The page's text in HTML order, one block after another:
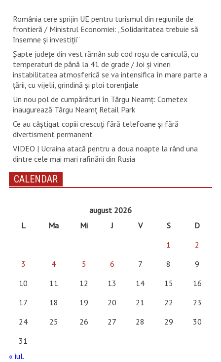
România cere sprijin UE pentru turismul din regiunile de
frontieră / Ministrul Economiei: „Solidaritatea trebuie să
însemne și investiții”
Șapte județe din vest rămân sub cod roșu de caniculă, cu
temperaturi de până la 41 de grade / Joi și vineri
instabilitatea atmosferică se va intensifica în mare parte a
țării, cu vijelii, grindină și ploi torențiale
Un nou pol de cumpărături în Târgu Neamț: Cometex
inaugurează Târgu Neamț Retail Park
Ce au câștigat copiii crescuți fără telefoane și fără
divertisment permanent
VIDEO | Ucraina atacă pentru a doua noapte la rând una
dintre cele mai mari rafinării din Rusia
CALENDAR
august 2026
L
Ma Mi J V S
D
1
2
3
4 5 6 7 8
9
10
11 12 13 14 15
16
17
18 19 20 21 22
23
24
25 26 27 28 29
30
31
« iul.